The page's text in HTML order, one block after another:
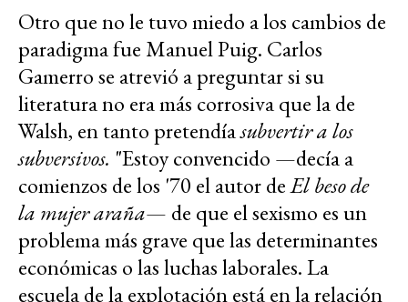
Otro que no le tuvo miedo a los cambios de
paradigma fue Manuel Puig. Carlos
Gamerro se atrevió a preguntar si su
literatura no era más corrosiva que la de
Walsh, en tanto pretendíasubvertir a los
subversivos. "Estoy convencido —decía a
comienzos de los '70 el autor deEl beso de
la mujer araña— de que el sexismo es un
problema más grave que las determinantes
económicas o las luchas laborales. La
escuela de la explotación está en la relación